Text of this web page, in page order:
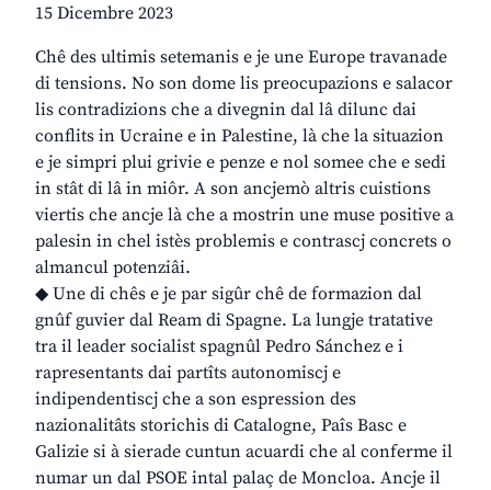
15 Dicembre 2023
Chê des ultimis setemanis e je une Europe travanade
di tensions. No son dome lis preocupazions e salacor
lis contradizions che a divegnin dal lâ dilunc dai
conflits in Ucraine e in Palestine, là che la situazion
e je simpri plui grivie e penze e nol somee che e sedi
in stât di lâ in miôr. A son ancjemò altris cuistions
viertis che ancje là che a mostrin une muse positive a
palesin in chel istès problemis e contrascj concrets o
almancul potenziâi.
◆ Une di chês e je par sigûr chê de formazion dal
gnûf guvier dal Ream di Spagne. La lungje tratative
tra il leader socialist spagnûl Pedro Sánchez e i
rapresentants dai partîts autonomiscj e
indipendentiscj che a son espression des
nazionalitâts storichis di Catalogne, Paîs Basc e
Galizie si à sierade cuntun acuardi che al conferme il
numar un dal PSOE intal palaç de Moncloa. Ancje il